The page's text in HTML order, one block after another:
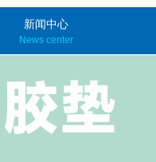
新闻中心
News center